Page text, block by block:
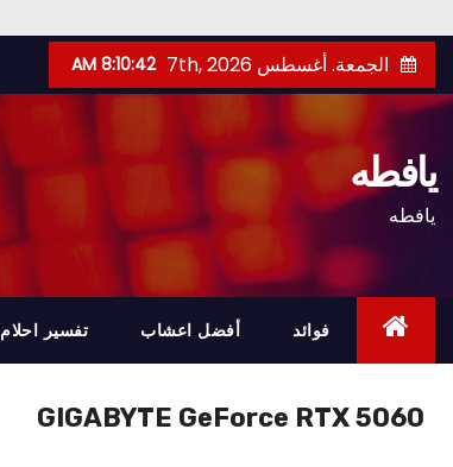
to
content
الجمعة. أغسطس 7th, 2026 8:10:43 AM
يافطه
يافطه
فوائد أفضل اعشاب تفسير احلام
GIGABYTE GeForce RTX 5060